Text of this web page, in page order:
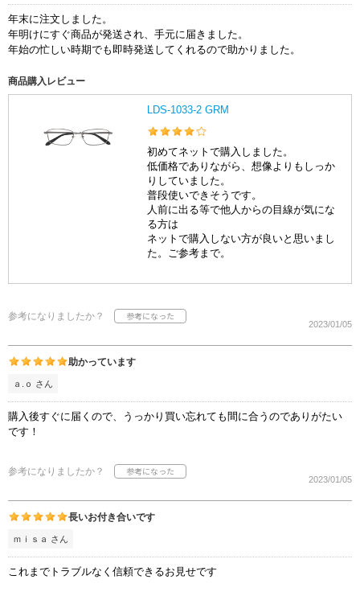
年末に注文しました。
年明けにすぐ商品が発送され、手元に届きました。
年始の忙しい時期でも即時発送してくれるので助かりました。
商品購入レビュー
LDS-1033-2 GRM
初めてネットで購入しました。
低価格でありながら、想像よりもしっか
りしていました。
普段使いできそうです。
人前に出る等で他人からの目線が気にな
る方は
ネットで購入しない方が良いと思いまし
た。ご参考まで。
参考になりましたか？
2023/01/05
助かっています
ａ.ｏ さん
購入後すぐに届くので、うっかり買い忘れても間に合うのでありがたい
です！
参考になりましたか？
2023/01/05
長いお付き合いです
ｍｉｓａ さん
これまでトラブルなく信頼できるお見せです